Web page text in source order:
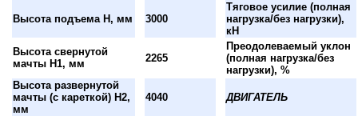
Высота подъема H, мм 3000
Тяговое усилие (полная
нагрузка/без нагрузки),
кН
Высота свернутой
мачты H1, мм
2265
Преодолеваемый уклон
(полная нагрузка/без
нагрузки), %
Высота развернутой
мачты (с кареткой) H2,
мм
4040 ДВИГАТЕЛЬ